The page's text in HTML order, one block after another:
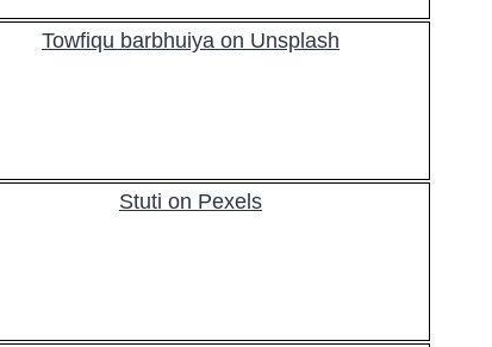
Towfiqu barbhuiya on Unsplash
Stuti on Pexels